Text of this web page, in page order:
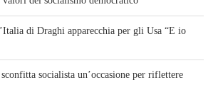
di Draghi apparecchia per gli Usa “E io
socialista un’occasione per riflettere